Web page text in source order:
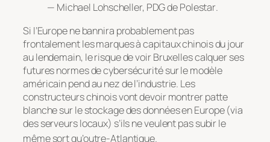
— Michael Lohscheller, PDG de Polestar.
Si l’Europe ne bannira probablement pas
frontalement les marques à capitaux chinois du jour
au lendemain, le risque de voir Bruxelles calquer ses
futures normes de cybersécurité sur le modèle
américain pend au nez de l’industrie. Les
constructeurs chinois vont devoir montrer patte
blanche sur le stockage des données en Europe (via
des serveurs locaux) s’ils ne veulent pas subir le
même sort qu’outre-Atlantique.